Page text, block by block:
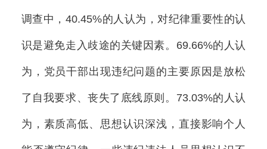
调查中，40.45%的人认为，对纪律重要性的认
识是避免走入歧途的关键因素。69.66%的人认
为，党员干部出现违纪问题的主要原因是放松
了自我要求、丧失了底线原则。73.03%的人认
为，素质高低、思想认识深浅，直接影响个人